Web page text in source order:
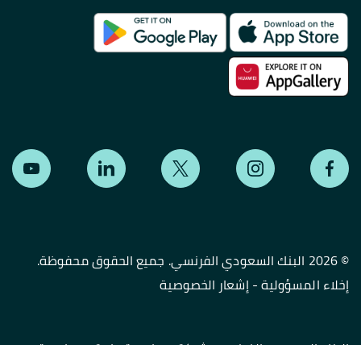
©2026 البنك السعودي الفرنسي. جميع الحقوق محفوظة.
إخلاء المسؤولية-إشعار الخصوصية